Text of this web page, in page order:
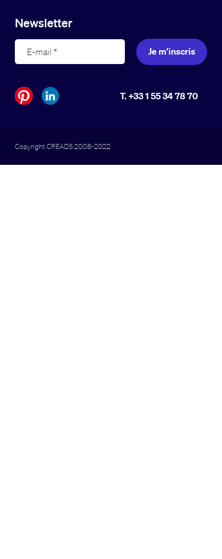
Newsletter
Je m'inscris
T. +33 1 55 34 78 70
Copyright CREADS 2008-2022